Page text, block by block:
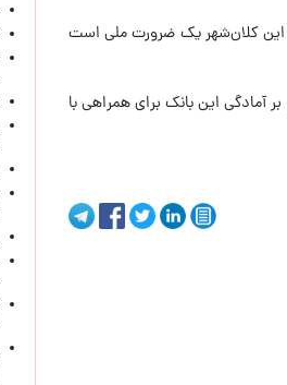
این کلان‌شهر یک ضرورت ملی است
آمادگی این بانک برای همراهی با